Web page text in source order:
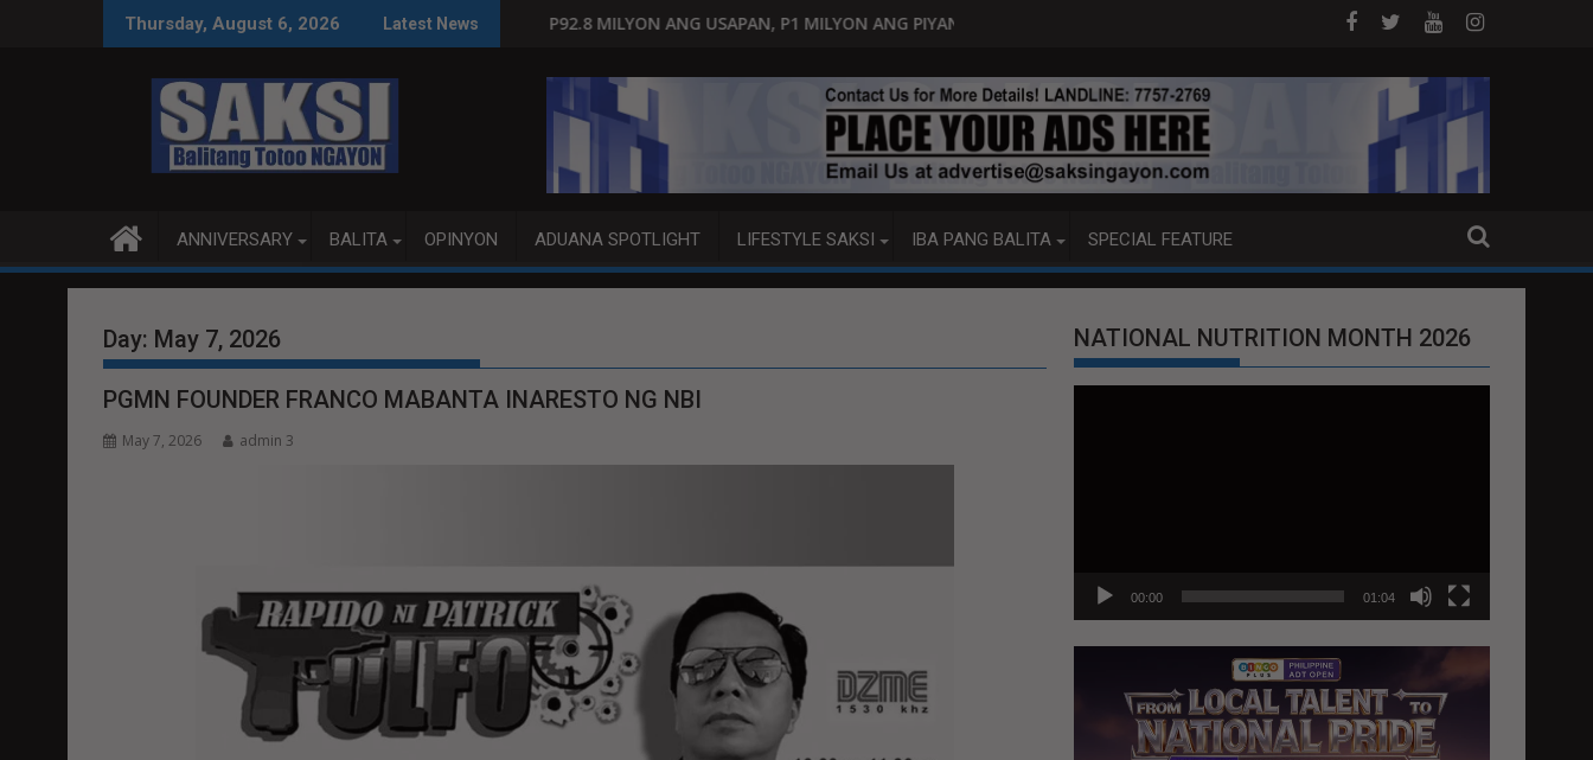
Thursday, August 6, 2026 Latest News
TALKS MAS PRODUKTIBO P92.8 MILYON ANG USAPAN, P1 MILYON ANG PIYANSA? HAGUPIT NG TS MAYMAY RAMDAM SA HILAGANG LUZON 5 CHINESE NATIONALS ARESTADO SA
ANNIVERSARY BALITA OPINYON ADUANA SPOTLIGHT LIFESTYLE SAKSI IBA PANG BALITA SPECIAL FEATURE
Day: May 7, 2026
PGMN FOUNDER FRANCO MABANTA INARESTO NG NBI
May 7, 2026 admin 3
NATIONAL NUTRITION MONTH 2026
00:00 01:04